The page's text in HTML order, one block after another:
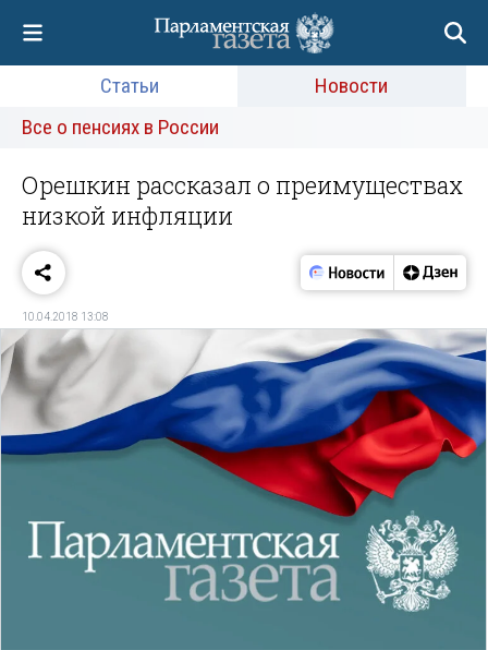
Статьи
Новости
Все о пенсиях в России
Орешкин рассказал о преимуществах
низкой инфляции
10.04.2018 13:08